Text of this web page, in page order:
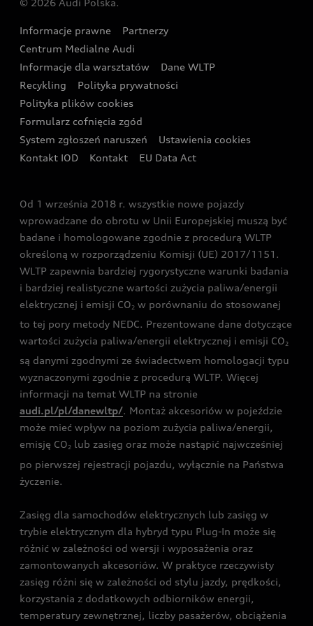
Wyszukaj najbliższego Partnera Audi
Oferta dla przedsiębiorców
Oferta dla klientów prywatnych
Kalkulator rat
Ubezpieczenie
Audi exclusive
Zasięg
Gwarancja
Akcje serwisowe Audi
Katalog online akcesoriów
Audi i Muzeum Sztuki Nowoczesnej w Warszawie
Audi driving experience
Audi quattro Cup
Audi i Puchar Świata w Skokach Narciarskich w
Zakopanem
© 2026 Audi Polska.
Informacje prawne
Partnerzy
Centrum Medialne Audi
Informacje dla warsztatów
Dane WLTP
Recykling
Polityka prywatności
Polityka plików cookies
Formularz cofnięcia zgód
System zgłoszeń naruszeń
Ustawienia cookies
Kontakt IOD
Kontakt EU Data Act
Od 1 września 2018 r. wszystkie nowe pojazdy
wprowadzane do obrotu w Unii Europejskiej muszą być
badane i homologowane zgodnie z procedurą WLTP
określoną w rozporządzeniu Komisji (UE) 2017/1151.
WLTP zapewnia bardziej rygorystyczne warunki badania
i bardziej realistyczne wartości zużycia paliwa/energii
elektrycznej i emisji CO2 w porównaniu do stosowanej
to tej pory metody NEDC. Prezentowane dane dotyczące
wartości zużycia paliwa/energii elektrycznej i emisji CO2
są danymi zgodnymi ze świadectwem homologacji typu
wyznaczonymi zgodnie z procedurą WLTP. Więcej
informacji na temat WLTP na stronie
audi.pl/pl/danewltp/. Montaż akcesoriów w pojeździe
może mieć wpływ na poziom zużycia paliwa/energii,
emisję CO2 lub zasięg oraz może nastąpić najwcześniej
po pierwszej rejestracji pojazdu, wyłącznie na Państwa
życzenie.
Zasięg dla samochodów elektrycznych lub zasięg w
trybie elektrycznym dla hybryd typu Plug-In może się
różnić w zależności od wersji i wyposażenia oraz
zamontowanych akcesoriów. W praktyce rzeczywisty
zasięg różni się w zależności od stylu jazdy, prędkości,
korzystania z dodatkowych odbiorników energii,
temperatury zewnętrznej, liczby pasażerów, obciążenia